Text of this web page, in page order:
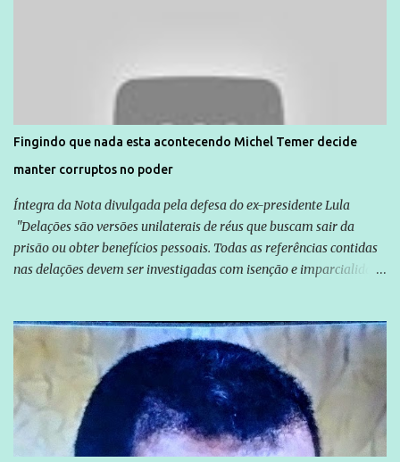
são vítimas de violência, estão em situação de risco ou têm seus
direitos violados. Leia mais: Anistia Internacional cobra do Brasil
solução do caso Amarildo - Terra Brasil
Fingindo que nada esta acontecendo Michel Temer decide
manter corruptos no poder
Íntegra da Nota divulgada pela defesa do ex-presidente Lula
"Delações são versões unilaterais de réus que buscam sair da
prisão ou obter benefícios pessoais. Todas as referências contidas
nas delações devem ser investigadas com isenção e imparcialidade
Globo manteve com o Grupo Odebrecht, citada na delação de
Emílio Odebrecht. Lula sempre atuou para promover o Brasil no
exterior, e não para promover determinadas empresas ou
empresários" Assina a nota o advogado Cristiano Zanin Martins